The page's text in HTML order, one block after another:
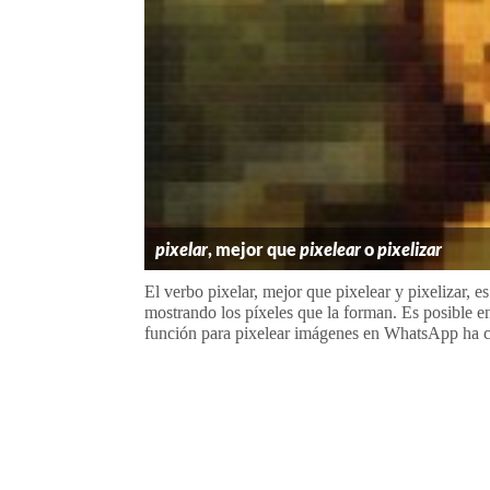
pixelar, mejor quepixelearopixelizar
El verbo pixelar, mejor que pixelear y pixelizar,
mostrando los píxeles que la forman. Es posible
función para pixelear imágenes en WhatsApp ha